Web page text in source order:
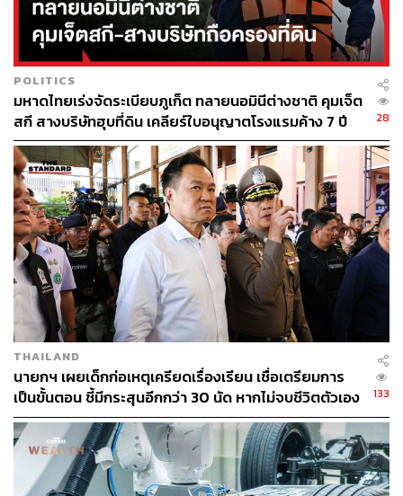
หากพิจารณาจากการสื่อสารต่อสาธารณชน กลุ่มแรก คือ
รัฐมนตรีประจำสำนักนายกรัฐมนตรีที่มากถึง 4 คน ได้แก่
ศุภมาส อิศรภักดี, นภินทร ศรีสรรพางค์, ภราดร ปริศนานันท
กุล และสุขสมรวย วันทนียกุล แม้หลายคนจะได้รับมอบหมาย
ภารกิจสำคัญ แต่การสื่อสารต่อสาธารณะยังมีไม่มากนัก
โดยเฉพาะสุขสมรวย ซึ่งได้รับมอบหมายให้กำกับดูแลกองทุน
หมู่บ้าน นโยบายสำคัญที่เกี่ยวข้องกับประชาชนระดับ
ฐานราก แต่การประชาสัมพันธ์ผลงานยังไม่ต่อเนื่อง ขณะที่
นภินทรเอง แม้อาจมีบทบาทในการทำงานเบื้องหลัง แต่ยังไม่
สามารถทำให้ประชาชนรับรู้ถึงผลงานได้อย่างชัดเจนเช่นกัน
ส่วนกระทรวงเกษตรและสหกรณ์ ซึ่งเป็นหนึ่งในกระทรวง
เกรด A ที่มีบทบาทในโควตาพรรคเพื่อไทย ภายใต้การนำ
ของ สุริยะ จึงรุ่งเรืองกิจ รัฐมนตรีว่าการกระทรวงเกษตรและ
สหกรณ์ และรัฐมนตรีช่วยอีก 2 คน ได้แก่ ปิยะรัฐ ติยะไพรัช
และวัชระพล ขาวขำ
แม้จะรับผิดชอบภารกิจที่เกี่ยวข้องกับเกษตรกร ซึ่งเป็น
‘กระดูกสันหลังของชาติ’ และเป็นฐานเศรษฐกิจสำคัญของ
ประเทศ แต่บทบาทที่ปรากฏต่อสายตาสาธารณะยังไม่โดด
เด่นมากนัก
POLITICS
มหาดไทยเร่งจัดระเบียบภูเก็ต ทลายนอมินีต่างชาติ คุมเจ็ต
สกี สางบริษัทฮุบที่ดิน เคลียร์ใบอนุญาตโรงแรมค้าง 7 ปี
28
THAILAND
นายกฯ เผยเด็กก่อเหตุเครียดเรื่องเรียน เชื่อเตรียมการ
เป็นขั้นตอน ชี้มีกระสุนอีกกว่า 30 นัด หากไม่จบชีวิตตัวเอง
อาจสูญเสียเพิ่ม
133